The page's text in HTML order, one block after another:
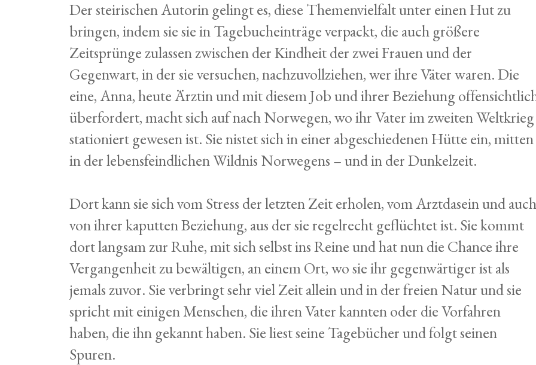
Der steirischen Autorin gelingt es, diese Themenvielfalt unter einen Hut zu
bringen, indem sie sie in Tagebucheinträge verpackt, die auch größere
Zeitsprünge zulassen zwischen der Kindheit der zwei Frauen und der
Gegenwart, in der sie versuchen, nachzuvollziehen, wer ihre Väter waren. Die
eine, Anna, heute Ärztin und mit diesem Job und ihrer Beziehung
überfordert, macht sich auf nach Norwegen, wo ihr Vater im zweiten Weltkrieg
stationiert gewesen ist. Sie nistet sich in einer abgeschiedenen Hütte ein, mitten
in der lebensfeindlichen Wildnis Norwegens – und in der Dunkelzeit.
Dort kann sie sich vom Stress der letzten Zeit erholen, vom Arztdasein und
von ihrer kaputten Beziehung, aus der sie regelrecht geflüchtet ist. Sie kommt
dort langsam zur Ruhe, mit sich selbst ins Reine und hat nun die Chance ihre
Vergangenheit zu bewältigen, an einem Ort, wo sie ihr gegenwärtiger ist als
jemals zuvor. Sie verbringt sehr viel Zeit allein und in der freien Natur und sie
spricht mit einigen Menschen, die ihren Vater kannten oder die Vorfahren
haben, die ihn gekannt haben. Sie liest seine Tagebücher und folgt seinen
Spuren.